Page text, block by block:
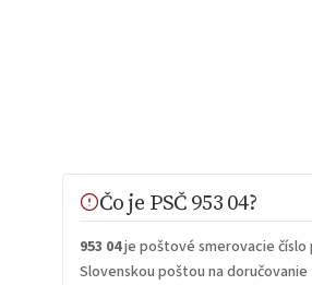
Čo je PSČ 953 04?
953 04je poštové smerovacie číslo
Slovenskou poštou na doručovanie